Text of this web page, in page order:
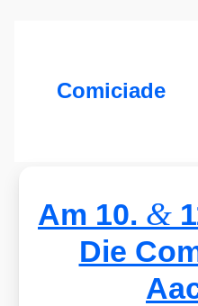
Comiciade
Am 10. &
Die